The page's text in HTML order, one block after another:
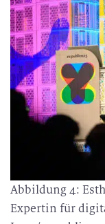
Abbildung 4:
Expertin für